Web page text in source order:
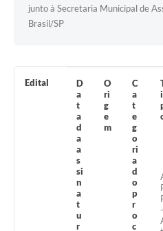
Linksjunto à Secretaria Municipal de
Brasil/SP
Edital
D
a
t
a
d
a
a
s
si
n
a
t
u
r
O
ri
g
e
m
C
a
t
e
g
o
ri
a
d
o
p
r
o
c
i
-